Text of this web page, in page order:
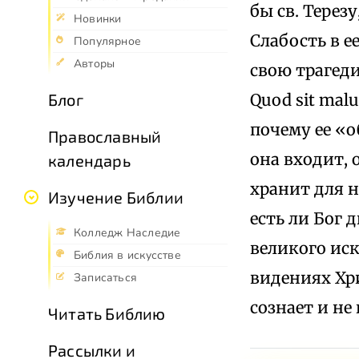
Новинки
Популярное
Авторы
Блог
Православный
календарь
Изучение Библии
Колледж Наследие
Библия в искусстве
Записаться
Читать Библию
Рассылки и
бы св.
Слабость в
свою
Quod sit
почему ее
она входит,
хранит для
есть ли Бог
великого
видениях
сознает и не